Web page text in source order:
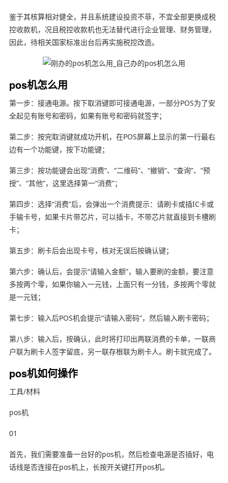
鉴于其核算相对健全，并且系统建设投资不菲，不宜全部更换成税
控收款机，况且税控收款机也无法替代进行企业管理、财务管理，
因此，待相关国家标准出台后再实施税控改造。
pos机怎么用
第一步：接通电源。按下取消键即可接通电源，一部分POS为了安
全起见有账号和密码，如果有账号和密码就签字；
第二步：按完取消键就成功开机，在POS屏幕上显示的第一行最右
边有一个功能键，按下功能键；
第三步：按功能键会出现“消费”、“二维码”、“撤销”、“查询”、“预
授”、“其他”，这里选择第一“消费”；
第四步：选择“消费”后，会弹出一个消费提示：请刷卡或插IC卡或
手输卡号，如果卡片带芯片，可以插卡，不带芯片就直接到卡槽刷
卡；
第五步：刷卡后会出现卡号，核对无误后按确认键；
第六步：确认后，会提示“请输入金额”，输入要刷的金额，要注意
多按两个零，如果你输入一元钱，上面只有一分钱，多按两个零就
是一元钱；
第七步：输入后POS机会提示“请输入密码”，然后输入刷卡密码；
第八步：输入后，按确认，此时将打印出两联消费的卡单，一联商
户联为刷卡人签字留底，另一联存根联为刷卡人。刷卡就完成了。
pos机如何操作
工具/材料
pos机
01
首先，我们需要准备一台好的pos机，然后检查电源是否插好，电
话线是否连接在pos机上，长按开关键打开pos机。